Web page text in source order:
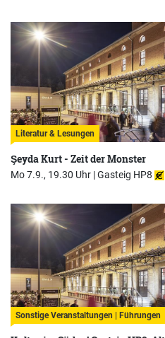
Literatur & Lesungen
Şeyda Kurt - Zeit der Monster
Mo 7.9., 19.30 Uhr |Gasteig HP8
Sonstige Veranstaltungen | Führungen